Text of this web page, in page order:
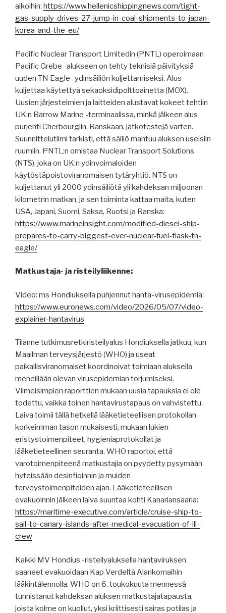
aikoihin: https://www.hellenicshippingnews.com/tight-
gas-supply-drives-27-jump-in-coal-shipments-to-japan-
korea-and-the-eu/
Pacific Nuclear Transport Limitedin (PNTL) operoimaan
Pacific Grebe -alukseen on tehty teknisiä päivityksiä
uuden TN Eagle -ydinsäiliön kuljettamiseksi. Alus
kuljettaa käytettyä sekaoksidipolttoainetta (MOX).
Uusien järjestelmien ja laitteiden alustavat kokeet tehtiin
UK:n Barrow Marine -terminaalissa, minkä jälkeen alus
purjehti Cherbourgiin, Ranskaan, jatkotestejä varten.
Suunnittelutiimi tarkisti, että säiliö mahtuu aluksen useisiin
ruumiin. PNTL:n omistaa Nuclear Transport Solutions
(NTS), joka on UK:n ydinvoimaloiden
käytöstäpoistoviranomaisen tytäryhtiö. NTS on
kuljettanut yli 2000 ydinsäiliötä yli kahdeksan miljoonan
kilometrin matkan, ja sen toiminta kattaa maita, kuten
USA, Japani, Suomi, Saksa, Ruotsi ja Ranska:
https://www.marineinsight.com/modified-diesel-ship-
prepares-to-carry-biggest-ever-nuclear-fuel-flask-tn-
eagle/
Matkustaja- ja risteilyliikenne:
Video: ms Hondiuksella puhjennut hanta-virusepidemia:
https://www.euronews.com/video/2026/05/07/video-
explainer-hantavirus
Tilanne tutkimusretkiristeilyalus Hondiuksella jatkuu, kun
Maailman terveysjärjestö (WHO) ja useat
paikallisviranomaiset koordinoivat toimiaan aluksella
meneillään olevan virusepidemian torjumiseksi.
Viimeisimpien raporttien mukaan uusia tapauksia ei ole
todettu, vaikka toinen hantavirustapaus on vahvistettu.
Laiva toimii tällä hetkellä lääketieteellisen protokollan
korkeimman tason mukaisesti, mukaan lukien
eristystoimenpiteet, hygieniaprotokollat ​​ja
lääketieteellinen seuranta. WHO raportoi, että
varotoimenpiteenä matkustajia on pyydetty pysymään
hyteissään desinfioinnin ja muiden
terveystoimenpiteiden ajan. Lääketieteellisen
evakuoinnin jälkeen laiva suuntaa kohti Kanariansaaria:
https://maritime-executive.com/article/cruise-ship-to-
sail-to-canary-islands-after-medical-evacuation-of-ill-
crew
Kaikki MV Hondius -risteilyaluksella hantaviruksen
saaneet evakuoidaan Kap Verdeltä Alankomaihin
lääkintälennolla. WHO on 6. toukokuuta mennessä
tunnistanut kahdeksan aluksen matkustajatapausta,
joista kolme on kuollut, yksi kriittisesti sairas potilas ja